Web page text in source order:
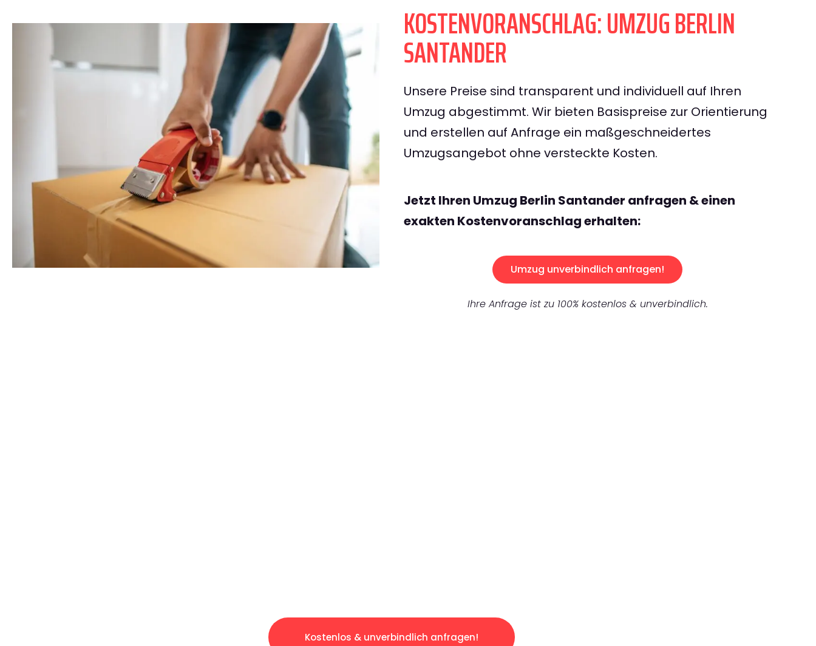
KOSTENVORANSCHLAG: UMZUG BERLIN
SANTANDER
Unsere Preise sind transparent und individuell auf Ihren
Umzug abgestimmt. Wir bieten Basispreise zur Orientierung
und erstellen auf Anfrage ein maßgeschneidertes
Umzugsangebot ohne versteckte Kosten.
Jetzt Ihren Umzug Berlin Santander anfragen & einen
exakten Kostenvoranschlag erhalten:
Umzug unverbindlich anfragen!
Ihre Anfrage ist zu 100% kostenlos & unverbindlich.
Kostenlos & unverbindlich anfragen!